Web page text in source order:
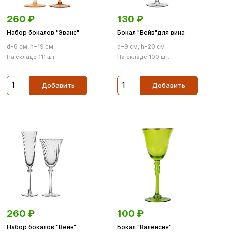
260 ₽
Набор бокалов "Эванс"
d=6 см, h=19 см
На складе 111 шт.
Добавить
130 ₽
Бокал "Вейв"для вина
d=9 см, h=20 см
На складе 100 шт.
Добавить
260 ₽
Набор бокалов "Вейв"
100 ₽
Бокал "Валенсия"